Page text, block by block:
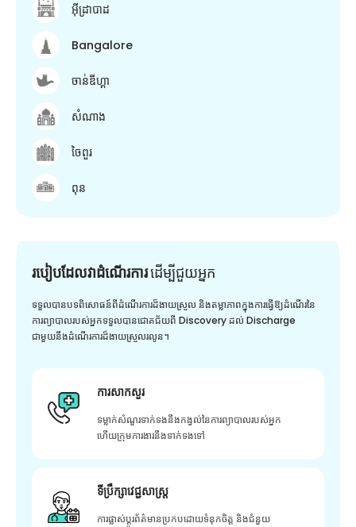
អ៊ីដ្រាបាដ
Bangalore
ចាន់ឌីហ្គា
សំណាង
ចៃពួរ
ពុន
របៀបដែលវាដំណើរការដើម្បី​ជួយ​អ្នក
ទទួលបានបទពិសោធន៍ពីដំណើរការដ៏ងាយស្រួល និងតម្លាភាពក្នុងការធ្វើឱ្យដំណើរនៃ
ការព្យាបាលរបស់អ្នកទទួលបានជោគជ័យពី Discovery ដល់ Discharge
ជាមួយនឹងដំណើរការដ៏ងាយស្រួលរលូន។
ការសាកសួរ
ទម្លាក់សំណួរទាក់ទងនឹងកង្វល់នៃការព្យាបាលរបស់អ្នក
ហើយក្រុមការងារនឹងទាក់ទងទៅ
ទីប្រឹក្សាវេជ្ជសាស្ត្រ
ការផ្លាស់ប្តូរព័ត៌មានប្រកបដោយទំនុកចិត្ត និងជំនួយ